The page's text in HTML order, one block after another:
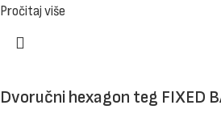
Pročitaj više
Dvoručni hexagon teg FIXED